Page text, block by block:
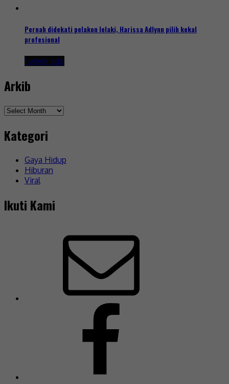
Pernah didekati pelakon lelaki, Harissa Adlynn pilih kekal
profesional
1 week ago
Arkib
Arkib
Kategori
Gaya Hidup
Hiburan
Viral
Ikuti Kami